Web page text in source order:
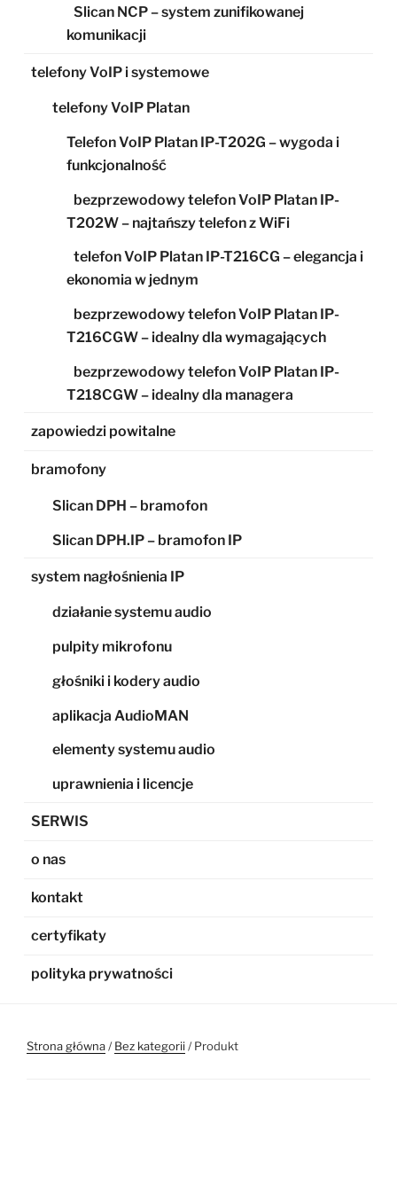
Slican NCP – system zunifikowanej
komunikacji
telefony VoIP i systemowe
telefony VoIP Platan
Telefon VoIP Platan IP-T202G – wygoda i
funkcjonalność
bezprzewodowy telefon VoIP Platan IP-
T202W – najtańszy telefon z WiFi
telefon VoIP Platan IP-T216CG – elegancja i
ekonomia w jednym
bezprzewodowy telefon VoIP Platan IP-
T216CGW – idealny dla wymagających
bezprzewodowy telefon VoIP Platan IP-
T218CGW – idealny dla managera
zapowiedzi powitalne
bramofony
Slican DPH – bramofon
Slican DPH.IP – bramofon IP
system nagłośnienia IP
działanie systemu audio
pulpity mikrofonu
głośniki i kodery audio
aplikacja AudioMAN
elementy systemu audio
uprawnienia i licencje
SERWIS
o nas
kontakt
certyfikaty
polityka prywatności
Strona główna/Bez kategorii / Produkt